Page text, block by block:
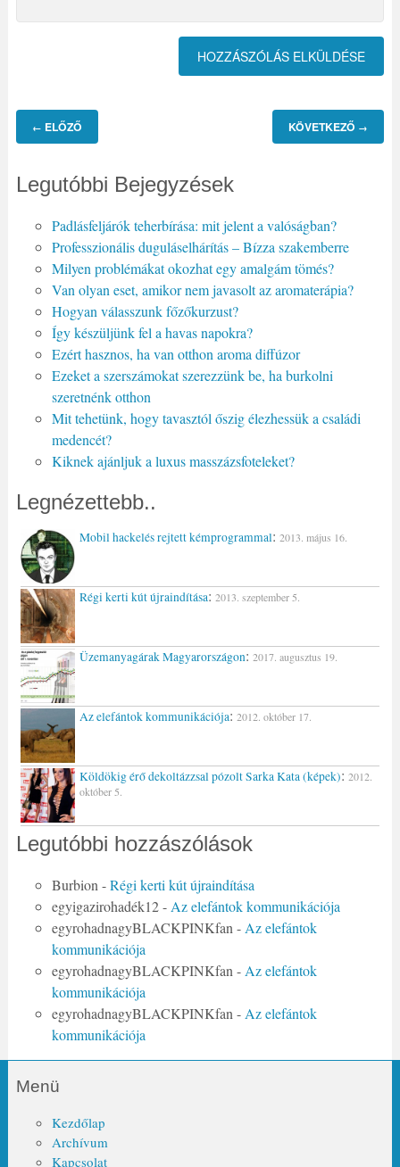
← ELŐZŐ KÖVETKEZŐ →
Legutóbbi Bejegyzések
Padlásfeljárók teherbírása: mit jelent a valóságban?
Professzionális duguláselhárítás – Bízza szakemberre
Milyen problémákat okozhat egy amalgám tömés?
Van olyan eset, amikor nem javasolt az aromaterápia?
Hogyan válasszunk főzőkurzust?
Így készüljünk fel a havas napokra?
Ezért hasznos, ha van otthon aroma diffúzor
Ezeket a szerszámokat szerezzünk be, ha burkolni
szeretnénk otthon
Mit tehetünk, hogy tavasztól őszig élezhessük a családi
medencét?
Kiknek ajánljuk a luxus masszázsfoteleket?
Legnézettebb..
Mobil hackelés rejtett kémprogrammal: 2013. május 16.
Régi kerti kút újraindítása: 2013. szeptember 5.
Üzemanyagárak Magyarországon: 2017. augusztus 19.
Az elefántok kommunikációja: 2012. október 17.
Köldökig érő dekoltázzsal pózolt Sarka Kata (képek): 2012.
október 5.
Legutóbbi hozzászólások
Burbion-Régi kerti kút újraindítása
egyigazirohadék12-Az elefántok kommunikációja
egyrohadnagyBLACKPINKfan-Az elefántok
kommunikációja
egyrohadnagyBLACKPINKfan-Az elefántok
kommunikációja
egyrohadnagyBLACKPINKfan-Az elefántok
kommunikációja
Menü
Kezdőlap
Archívum
Kapcsolat